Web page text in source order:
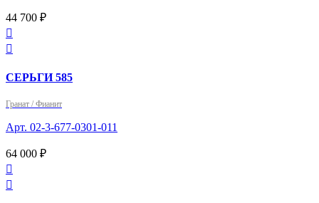
44 700 ₽


СЕРЬГИ 585
Гранат / Фианит
Арт. 02-3-677-0301-011
64 000 ₽

